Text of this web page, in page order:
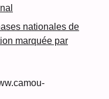
nationales de
marquée par